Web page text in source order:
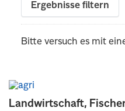
Landwirtschaft,
Ergebnisse filtern
Bitte versuch es mit